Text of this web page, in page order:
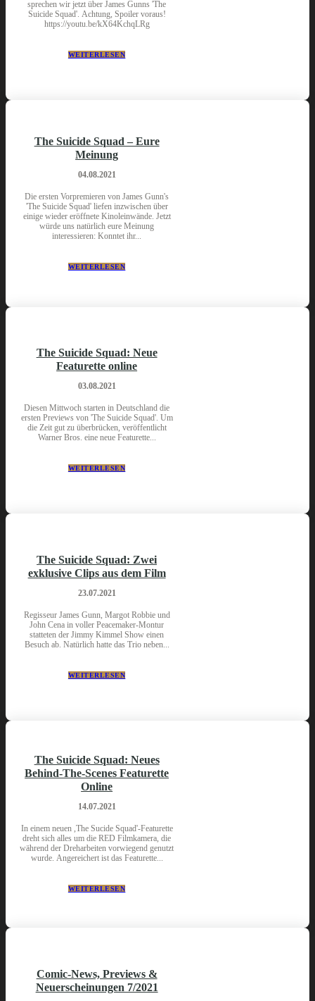
sprechen wir jetzt über James Gunns 'The
Suicide Squad'. Achtung, Spoiler voraus!
https://youtu.be/kX64KchqLRg
WEITERLESEN
The Suicide Squad – Eure
Meinung
04.08.2021
Die ersten Vorpremieren von James Gunn's
'The Suicide Squad' liefen inzwischen über
einige wieder eröffnete Kinoleinwände. Jetzt
würde uns natürlich eure Meinung
interessieren: Konntet ihr...
WEITERLESEN
The Suicide Squad: Neue
Featurette online
03.08.2021
Diesen Mittwoch starten in Deutschland die
ersten Previews von 'The Suicide Squad'. Um
die Zeit gut zu überbrücken, veröffentlicht
Warner Bros. eine neue Featurette...
WEITERLESEN
The Suicide Squad: Zwei
exklusive Clips aus dem Film
23.07.2021
Regisseur James Gunn, Margot Robbie und
John Cena in voller Peacemaker-Montur
statteten der Jimmy Kimmel Show einen
Besuch ab. Natürlich hatte das Trio neben...
WEITERLESEN
The Suicide Squad: Neues
Behind-The-Scenes Featurette
Online
14.07.2021
In einem neuen ,The Sucide Squad'-Featurette
dreht sich alles um die RED Filmkamera, die
während der Dreharbeiten vorwiegend genutzt
wurde. Angereichert ist das Featurette...
WEITERLESEN
Comic-News, Previews &
Neuerscheinungen 7/2021